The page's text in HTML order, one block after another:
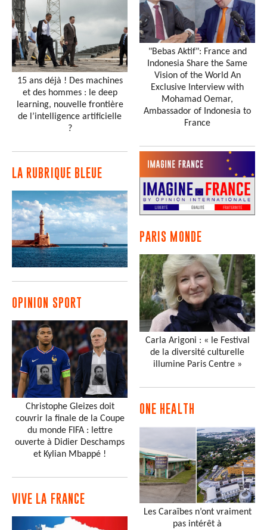
15 ans déjà ! Des machines
et des hommes : le deep
learning, nouvelle frontière
de l’intelligence artificielle
?
LA RUBRIQUE BLEUE
OPINION SPORT
Christophe Gleizes doit
couvrir la finale de la Coupe
du monde FIFA : lettre
ouverte à Didier Deschamps
et Kylian Mbappé !
VIVE LA FRANCE
"Bebas Aktif": France and
Indonesia Share the Same
Vision of the World An
Exclusive Interview with
Mohamad Oemar,
Ambassador of Indonesia to
France
PARIS MONDE
Carla Arigoni : « le Festival
de la diversité culturelle
illumine Paris Centre »
ONE HEALTH
Les Caraïbes n’ont vraiment
pas intérêt à